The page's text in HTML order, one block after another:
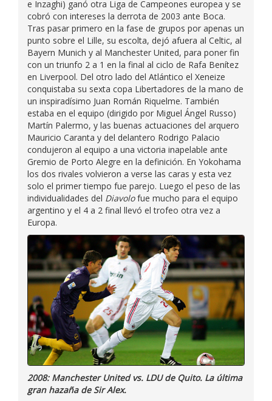
e Inzaghi) ganó otra Liga de Campeones europea y se
cobró con intereses la derrota de 2003 ante Boca.
Tras pasar primero en la fase de grupos por apenas un
punto sobre el Lille, su escolta, dejó afuera al Celtic, al
Bayern Munich y al Manchester United, para poner fin
con un triunfo 2 a 1 en la final al ciclo de Rafa Benítez
en Liverpool. Del otro lado del Atlántico el Xeneize
conquistaba su sexta copa Libertadores de la mano de
un inspiradísimo Juan Román Riquelme. También
estaba en el equipo (dirigido por Miguel Ángel Russo)
Martín Palermo, y las buenas actuaciones del arquero
Mauricio Caranta y del delantero Rodrigo Palacio
condujeron al equipo a una victoria inapelable ante
Gremio de Porto Alegre en la definición. En Yokohama
los dos rivales volvieron a verse las caras y esta vez
solo el primer tiempo fue parejo. Luego el peso de las
individualidades del Diavolofue mucho para el equipo
argentino y el 4 a 2 final llevó el trofeo otra vez a
Europa.
2008: Manchester United vs. LDU de Quito. La última
gran hazaña de Sir Alex.